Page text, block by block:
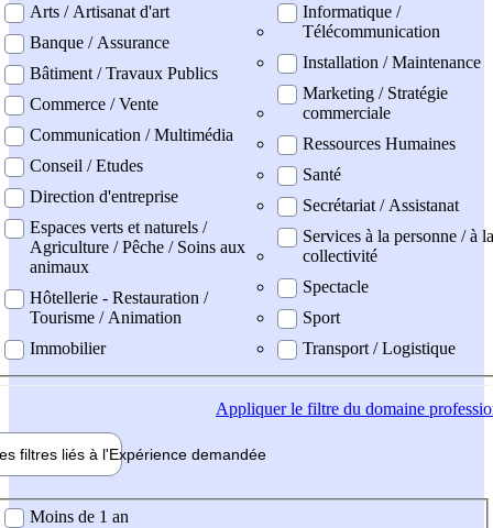
Arts / Artisanat d'art
Banque / Assurance
Bâtiment / Travaux Publics
Commerce / Vente
Communication / Multimédia
Conseil / Etudes
Direction d'entreprise
Espaces verts et naturels /
Agriculture / Pêche / Soins aux
animaux
Hôtellerie - Restauration /
Tourisme / Animation
Immobilier
Informatique /
Télécommunication
Installation / Maintenance
Marketing / Stratégie
commerciale
Ressources Humaines
Santé
Secrétariat / Assistanat
Services à la personne / à la
collectivité
Spectacle
Sport
Transport / Logistique
Appliquerle filtre du domaine
filtres liés à l'Expérience demandée
demandée
Moins de 1 an